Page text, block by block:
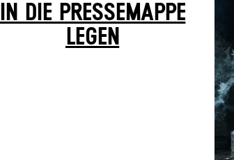
IN DIE PRESSEMAPPE
LEGEN